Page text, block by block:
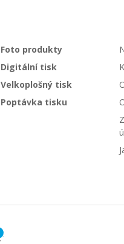
Foto produkty
Digitální tisk
Velkoplošný tisk
Poptávka tisku